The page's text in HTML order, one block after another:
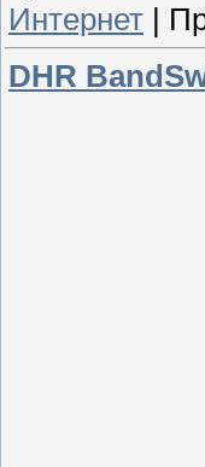
Интернет |
DHR